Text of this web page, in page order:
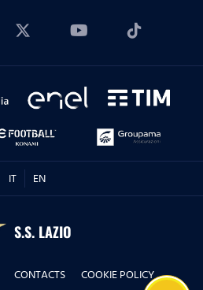
IT EN
S.S. LAZIO
CONTACTS COOKIE POLICY